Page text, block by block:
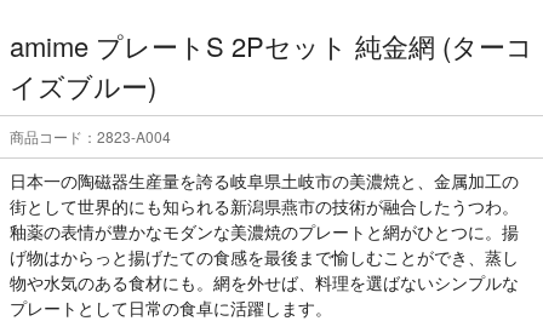
amime プレートS 2Pセット 純金網 (ターコ
イズブルー)
商品コード：2823-A004
日本一の陶磁器生産量を誇る岐阜県土岐市の美濃焼と、金属加工の
街として世界的にも知られる新潟県燕市の技術が融合したうつわ。
釉薬の表情が豊かなモダンな美濃焼のプレートと網がひとつに。揚
げ物はからっと揚げたての食感を最後まで愉しむことができ、蒸し
物や水気のある食材にも。網を外せば、料理を選ばないシンプルな
プレートとして日常の食卓に活躍します。